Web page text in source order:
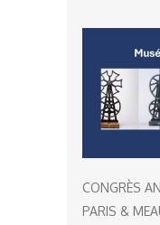
CONGRÈS
PARIS &